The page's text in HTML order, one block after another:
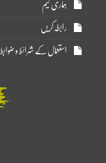
ہماری ٹیم
رابطہ کریں
استعمال کے شرائط و ضوابط